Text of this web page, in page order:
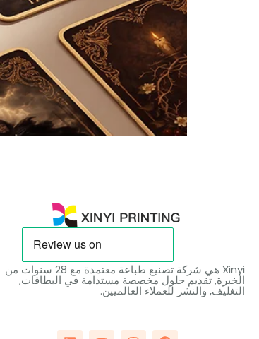
Xinyi هي شركة تصنيع طباعة معتمدة مع 28 سنوات من
الخبرة, تقديم حلول مخصصة مستدامة في البطاقات,
التغليف, والنشر للعملاء العالميين.